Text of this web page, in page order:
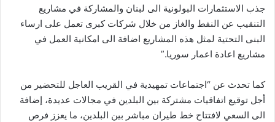
جذب الاستثمارات البولونية الى لبنان والمشاركة في مشاريع
التنقيب عن النفط والغاز من خلال شركات كبرى تعمل على ارساء
البنى التحتية لمثل هذه المشاريع اضافة الى امكانية العمل في
مشاريع اعادة اعمار سوريا.”
كما تحدث عن “اجتماعات تمهيدية في القريب العاجل للتحضير من
أجل توقيع اتفاقيات مشتركة بين البلدين في مجالات عديدة، إضافة
الى السعي لافتتاح خط طيران مباشر بين البلدين، ما يعزز فرص